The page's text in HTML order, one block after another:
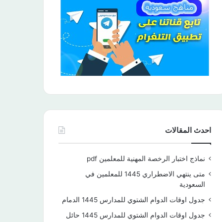
احدث المقالات
نماذج اختبار الرخصة المهنية للمعلمين pdf
متى ينتهي الاضطراري 1445 للمعلمين في
السعودية
جدول اوقات الدوام الشتوي للمدارس 1445 الدمام
جدول اوقات الدوام الشتوي للمدارس 1445 حائل